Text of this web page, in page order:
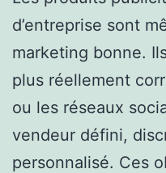
d’entreprise sont
marketing bonne.
plus réellement
ou les réseaux
vendeur défini,
personnalisé. Ces